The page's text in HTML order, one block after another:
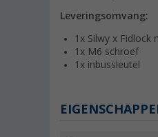
Leveringsomvang:
1x Silwy x Fidlock
1x M6 schroef
1x inbussleutel